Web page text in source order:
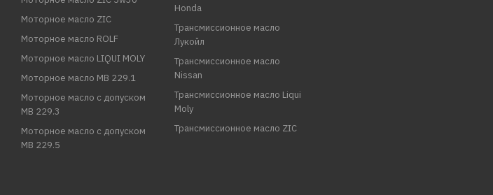
Моторное масло ZIC
Моторное масло ROLF
Моторное масло LIQUI MOLY
Моторное масло MB 229.1
Моторное масло с допуском
MB 229.3
Моторное масло с допуском
MB 229.5
Honda
Трансмиссионное масло
Лукойл
Трансмиссионное масло
Nissan
Трансмиссионное масло Liqui
Moly
Трансмиссионное масло ZIC